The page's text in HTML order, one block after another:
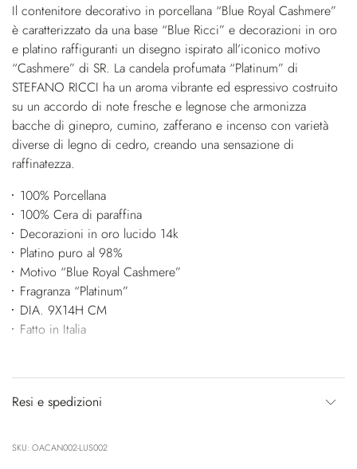
Il contenitore decorativo in porcellana “Blue Royal Cashmere”
è caratterizzato da una base “Blue Ricci” e decorazioni in oro
e platino raffiguranti un disegno ispirato all’iconico motivo
“Cashmere” di SR. La candela profumata “Platinum” di
STEFANO RICCI ha un aroma vibrante ed espressivo costruito
su un accordo di note fresche e legnose che armonizza
bacche di ginepro, cumino, zafferano e incenso con varietà
diverse di legno di cedro, creando una sensazione di
raffinatezza.
100% Porcellana
100% Cera di paraffina
Decorazioni in oro lucido 14k
Platino puro al 98%
Motivo “Blue Royal Cashmere”
Fragranza “Platinum”
DIA. 9X14H CM
Fatto in Italia
Resi e spedizioni
SKU: OACAN002-LUS002